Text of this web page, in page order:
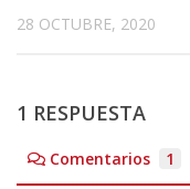
28 OCTUBRE, 2020
1 RESPUESTA
Comentarios 1